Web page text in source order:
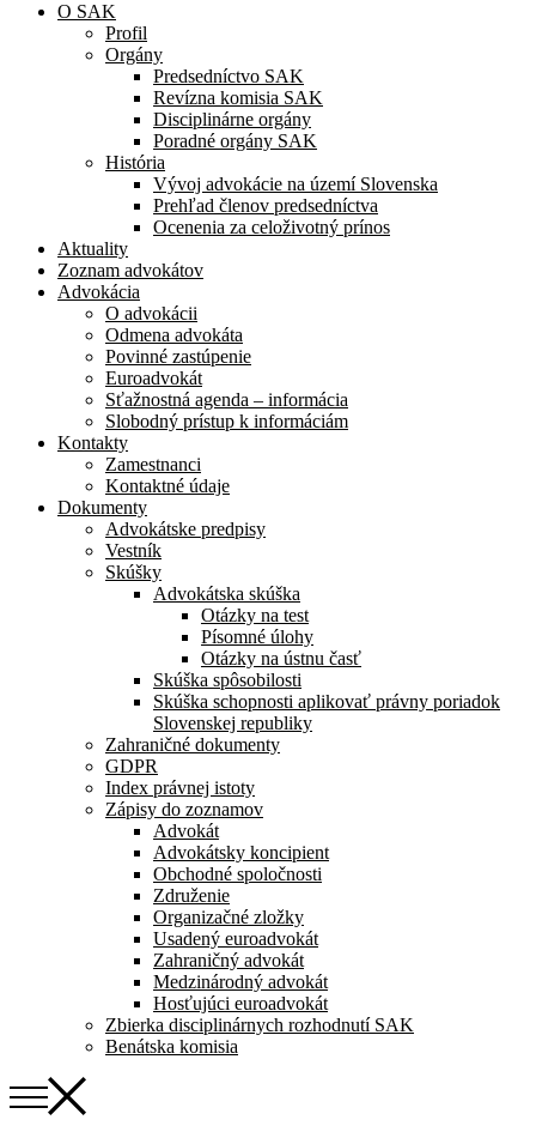
O SAK
Profil
Orgány
Predsedníctvo SAK
Revízna komisia SAK
Disciplinárne orgány
Poradné orgány SAK
História
Vývoj advokácie na území Slovenska
Prehľad členov predsedníctva
Ocenenia za celoživotný prínos
Aktuality
Zoznam advokátov
Advokácia
O advokácii
Odmena advokáta
Povinné zastúpenie
Euroadvokát
Sťažnostná agenda – informácia
Slobodný prístup k informáciám
Kontakty
Zamestnanci
Kontaktné údaje
Dokumenty
Advokátske predpisy
Vestník
Skúšky
Advokátska skúška
Otázky na test
Písomné úlohy
Otázky na ústnu časť
Skúška spôsobilosti
Skúška schopnosti aplikovať právny poriadok
Slovenskej republiky
Zahraničné dokumenty
GDPR
Index právnej istoty
Zápisy do zoznamov
Advokát
Advokátsky koncipient
Obchodné spoločnosti
Združenie
Organizačné zložky
Usadený euroadvokát
Zahraničný advokát
Medzinárodný advokát
Hosťujúci euroadvokát
Zbierka disciplinárnych rozhodnutí SAK
Benátska komisia